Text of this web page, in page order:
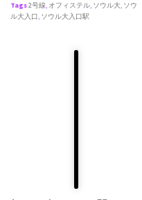
Tags2号線, オフィステル, ソウル大, ソウ
ル大入口, ソウル大入口駅